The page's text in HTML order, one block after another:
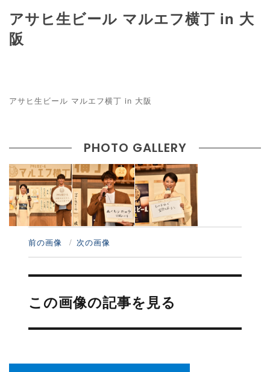
アサヒ生ビール マルエフ横丁 in 大
阪
アサヒ生ビール マルエフ横丁 in 大阪
PHOTO GALLERY
前の画像 次の画像
投
ナ
ビ
ー
この画像の記事を見る